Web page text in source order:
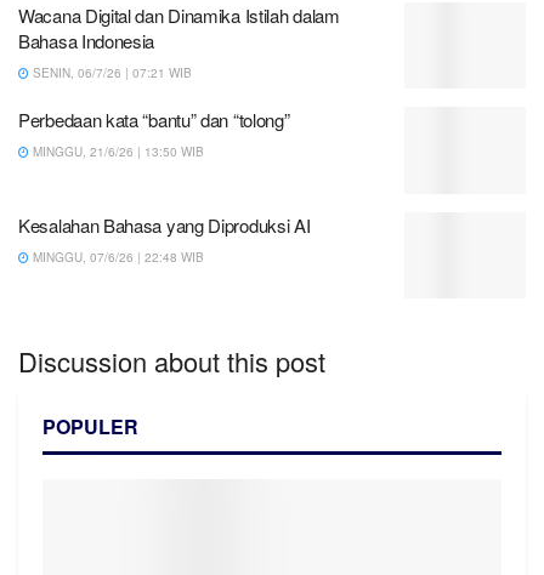
Wacana Digital dan Dinamika Istilah dalam
Bahasa Indonesia
SENIN, 06/7/26 | 07:21 WIB
Perbedaan kata “bantu” dan “tolong”
MINGGU, 21/6/26 | 13:50 WIB
Kesalahan Bahasa yang Diproduksi AI
MINGGU, 07/6/26 | 22:48 WIB
Discussion about this post
POPULER